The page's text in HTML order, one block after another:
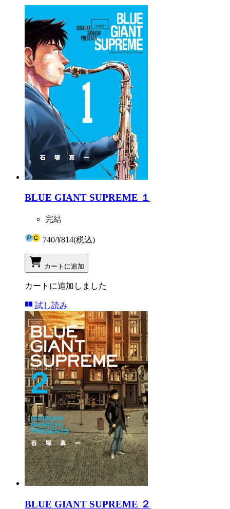
BLUE GIANT SUPREME １
完結
740/¥814(税込)
カートに追加
カートに追加しました
試し読み
BLUE GIANT SUPREME ２